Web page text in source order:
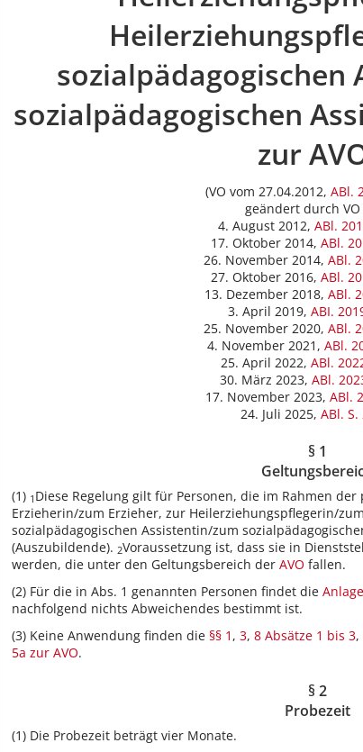
sozialpädagogischen
sozialpädagogischen
zur
(VO vom 27.04.2012, ABl.
geändert durch VO
4. August 2012, ABl.
17. Oktober 2014, ABl.
26. November 2014, ABl.
27. Oktober 2016, ABl.
13. Dezember 2018, ABl.
3. April 2019, ABI.
25. November 2020, ABl.
4. November 2021, ABl.
25. April 2022, ABl.
30. März 2023, ABl.
17. November 2023, ABl.
24. Juli 2025, ABl. S.
§ 1
(1) 1 Diese Regelung gilt für Personen, die im Rahmen
Erzieherin/zum Erzieher, zur Heilerziehungspflegerin/
sozialpädagogischen Assistentin/zum
(Auszubildende). 2Voraussetzung ist, dass sie in
werden, die unter den Geltungsbereich der AVO fallen.
(2) Für die in Abs. 1 genannten Personen findet die
nachfolgend nichts Abweichendes bestimmt ist.
(3) Keine Anwendung finden die §§ 1 , 3, 8 Absätze 1 bis 3,
5a zur AVO.
§ 2
Probezeit
(1) Die Probezeit beträgt vier Monate.